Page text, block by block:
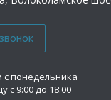
с понедельника
с 9:00 до 18:00